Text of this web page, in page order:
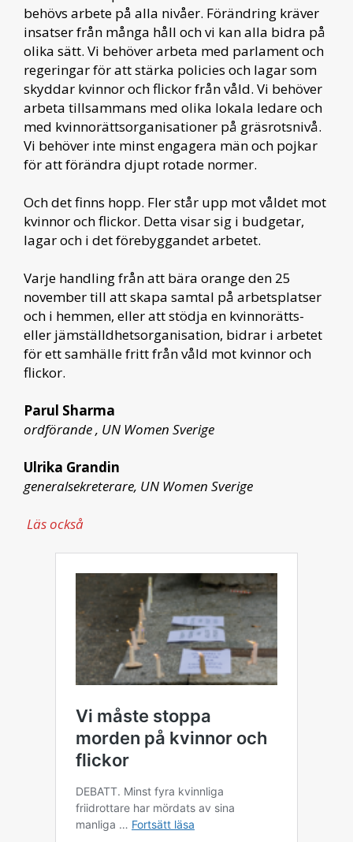
behövs arbete på alla nivåer. Förändring kräver
insatser från många håll och vi kan alla bidra på
olika sätt. Vi behöver arbeta med parlament och
regeringar för att stärka policies och lagar som
skyddar kvinnor och flickor från våld. Vi behöver
arbeta tillsammans med olika lokala ledare och
med kvinnorättsorganisationer på gräsrotsnivå.
Vi behöver inte minst engagera män och pojkar
för att förändra djupt rotade normer.
Och det finns hopp. Fler står upp mot våldet mot
kvinnor och flickor. Detta visar sig i budgetar,
lagar och i det förebyggandet arbetet.
Varje handling från att bära orange den 25
november till att skapa samtal på arbetsplatser
och i hemmen, eller att stödja en kvinnorätts-
eller jämställdhetsorganisation, bidrar i arbetet
för ett samhälle fritt från våld mot kvinnor och
flickor.
Parul Sharma
ordförande , UN Women Sverige
Ulrika Grandin
generalsekreterare, UN Women Sverige
Läs också